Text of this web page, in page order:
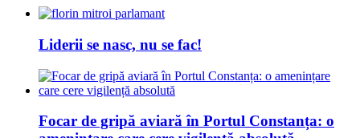
Liderii se nasc, nu se fac!
Focar de gripă aviară în Portul Constanța: o